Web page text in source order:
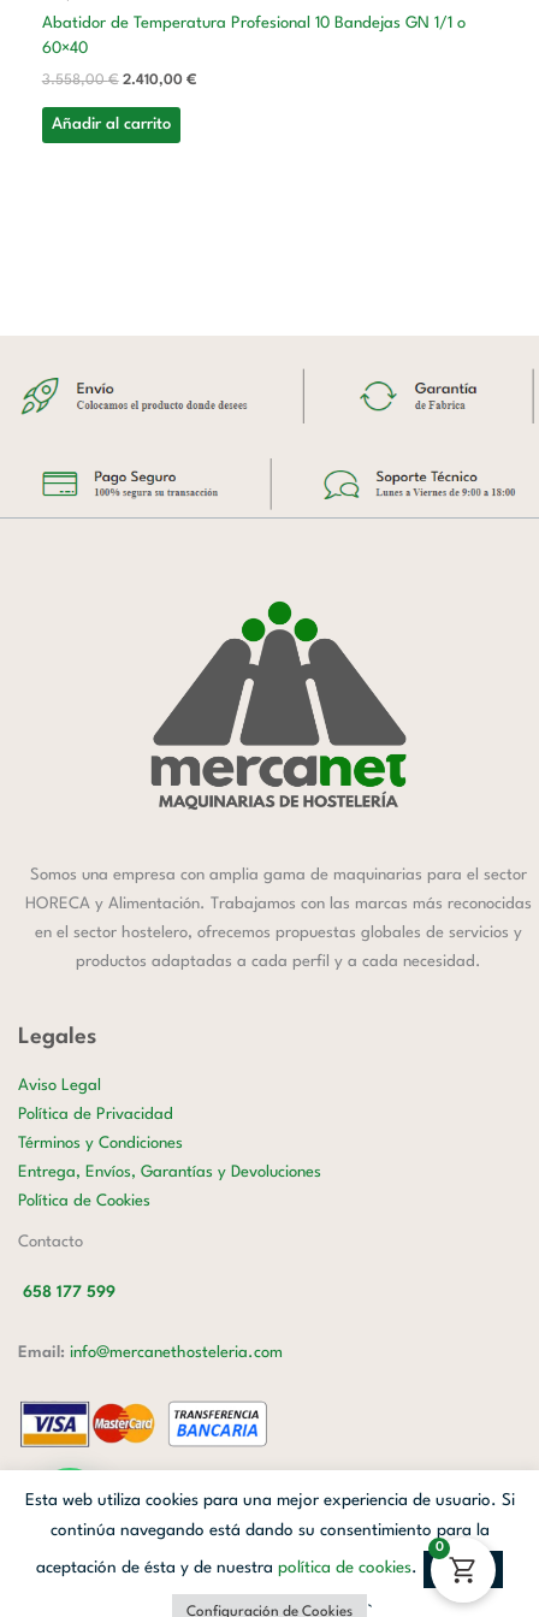
Abatidor de Temperatura Profesional 10 Bandejas GN 1/1 o
60×40
3.558,00€ 2.410,00 €
Añadir al carrito
Somos una empresa con amplia gama de maquinarias para el sector
HORECA y Alimentación. Trabajamos con las marcas más reconocidas
en el sector hostelero, ofrecemos propuestas globales de servicios y
productos adaptadas a cada perfil y a cada necesidad.
Legales
Aviso Legal
Política de Privacidad
Términos y Condiciones
Entrega, Envíos, Garantías y Devoluciones
Política de Cookies
Contacto
658 177 599
Email: info@mercanethosteleria.com
Mercanet © 2026.| Diseñado porAvanzada Digital| Webmaster
Facebook Linkedin Instagram
Esta web utiliza cookies para una mejor experiencia de usuario. Si
continúa navegando está dando su consentimiento para la
aceptación de ésta y de nuestra política de cookies. Aceptar
Configuración de Cookies `
0